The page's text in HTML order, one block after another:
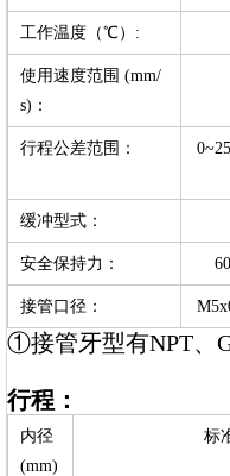
工作温度（℃）:
使用速度范围 (mm/
s)：
行程公差范围：
缓冲型式：
安全保持力： 60
接管口径：
①接管牙型有NPT、
行程：
内径
(mm)
标